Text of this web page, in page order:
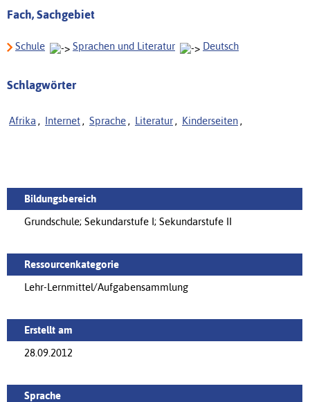
Fach, Sachgebiet
Schule Sprachen und Literatur Deutsch
Schlagwörter
Afrika , Internet , Sprache , Literatur , Kinderseiten ,
Bildungsbereich
Grundschule; Sekundarstufe I; Sekundarstufe II
Ressourcenkategorie
Lehr-Lernmittel/Aufgabensammlung
Erstellt am
28.09.2012
Sprache